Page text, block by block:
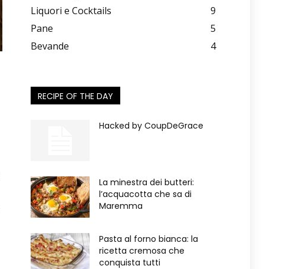
Liquori e Cocktails
9
Pane
5
Bevande
4
RECIPE OF THE DAY
Hacked by CoupDeGrace
La minestra dei butteri:
l’acquacotta che sa di
Maremma
Pasta al forno bianca: la
ricetta cremosa che
conquista tutti